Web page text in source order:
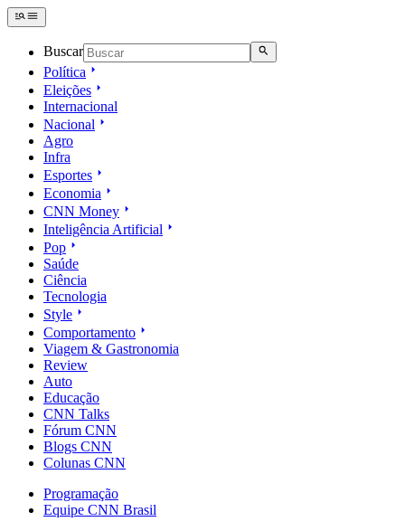
Buscar
Política
Eleições
Internacional
Nacional
Agro
Infra
Esportes
Economia
CNN Money
Inteligência Artificial
Pop
Saúde
Ciência
Tecnologia
Style
Comportamento
Viagem & Gastronomia
Review
Auto
Educação
CNN Talks
Fórum CNN
Blogs CNN
Colunas CNN
Programação
Equipe CNN Brasil